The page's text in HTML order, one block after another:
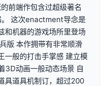
前端作包含过超级著名
。 这次enactment导念是
和机器的游戏场所里登场
版 本作拥带有非常顺滑
一般的打击手掌感 建立模
3D动画一般动态场景 自
具道具机制订，超过200